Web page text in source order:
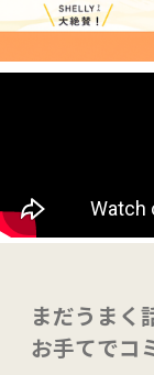
まだうまく
お手てでコ